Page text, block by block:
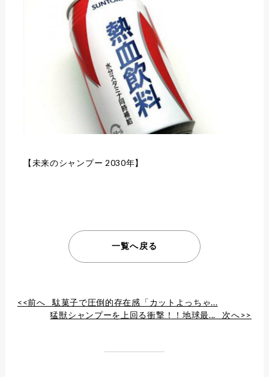
【未来のシャンプー 2030年】
一覧へ戻る
<<前へ 駄菓子で圧倒的存在感「カットよっちゃ...
猛獣シャンプーを上回る衝撃！！地球最... 次へ>>